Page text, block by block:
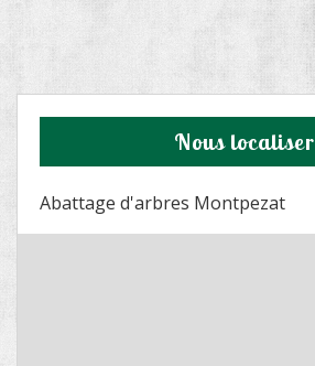
Nous localiser
Abattage d'arbres Montpezat